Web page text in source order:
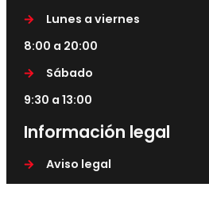
Lunes a viernes
8:00 a 20:00
Sábado
9:30 a 13:00
Información legal
Aviso legal